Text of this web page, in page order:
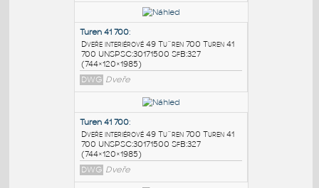
PODOBNÉ BLOKY
Turen 40 700
Dveře interiérové 49 Tu¨ren 700 Turen 40
700 UNSPSC:30171500 SfB:327
(744×120×1985)
DWG Dveře